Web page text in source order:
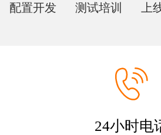
配置开发 测试培训 上
24小时电